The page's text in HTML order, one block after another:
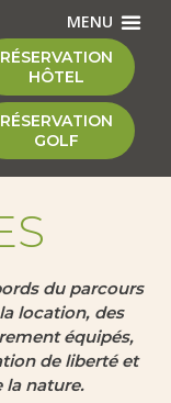
RÉSERVATION
HÔTEL
RÉSERVATION
GOLF
MENU
du parcours
location, des
équipés,
de liberté et
nature.